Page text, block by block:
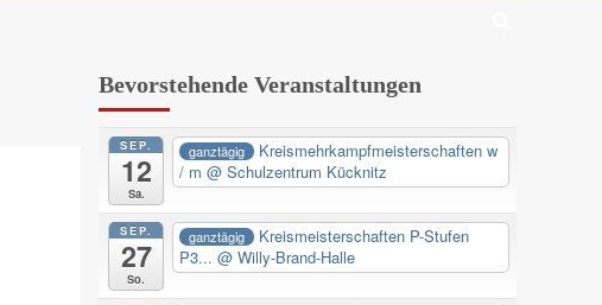
Bevorstehende Veranstaltungen
SEP.
12
Sa.
ganztägig
Kreismehrkampfmeisterschaften w
/ m@ Schulzentrum Kücknitz
SEP.
27
So.
ganztägig
Kreismeisterschaften P-Stufen
P3...@ Willy-Brand-Halle